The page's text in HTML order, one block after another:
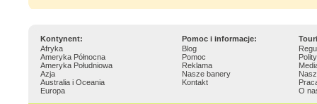
Kontynent: Pomoc i informacje:
Afryka
Ameryka Północna
Ameryka Południowa
Azja
Australia i Oceania
Europa
Blog
Pomoc
Reklama
Nasze banery
Kontakt
O